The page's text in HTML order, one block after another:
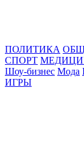
ПОЛИТИКА
СПОРТ
Шоу-бизнес Мода
ИГРЫ